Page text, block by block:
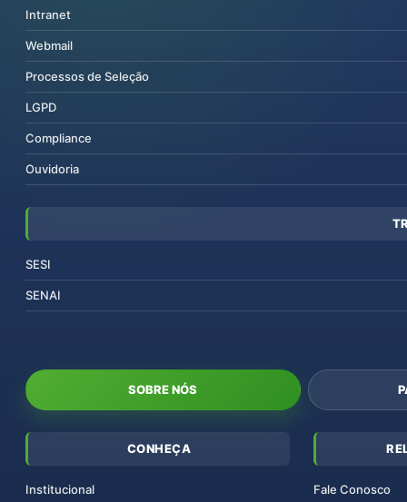
Intranet
Webmail
Processos de Seleção
LGPD
Compliance
Ouvidoria
SESI
SENAI
SOBRE NÓS
CONHEÇA
Institucional Fale Conosco